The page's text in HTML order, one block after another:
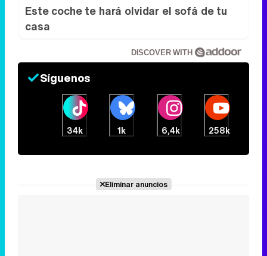
Este coche te hará olvidar el sofá de tu
casa
DISCOVER WITH
Síguenos
34k 1k 6,4k 258k
Eliminar anuncios